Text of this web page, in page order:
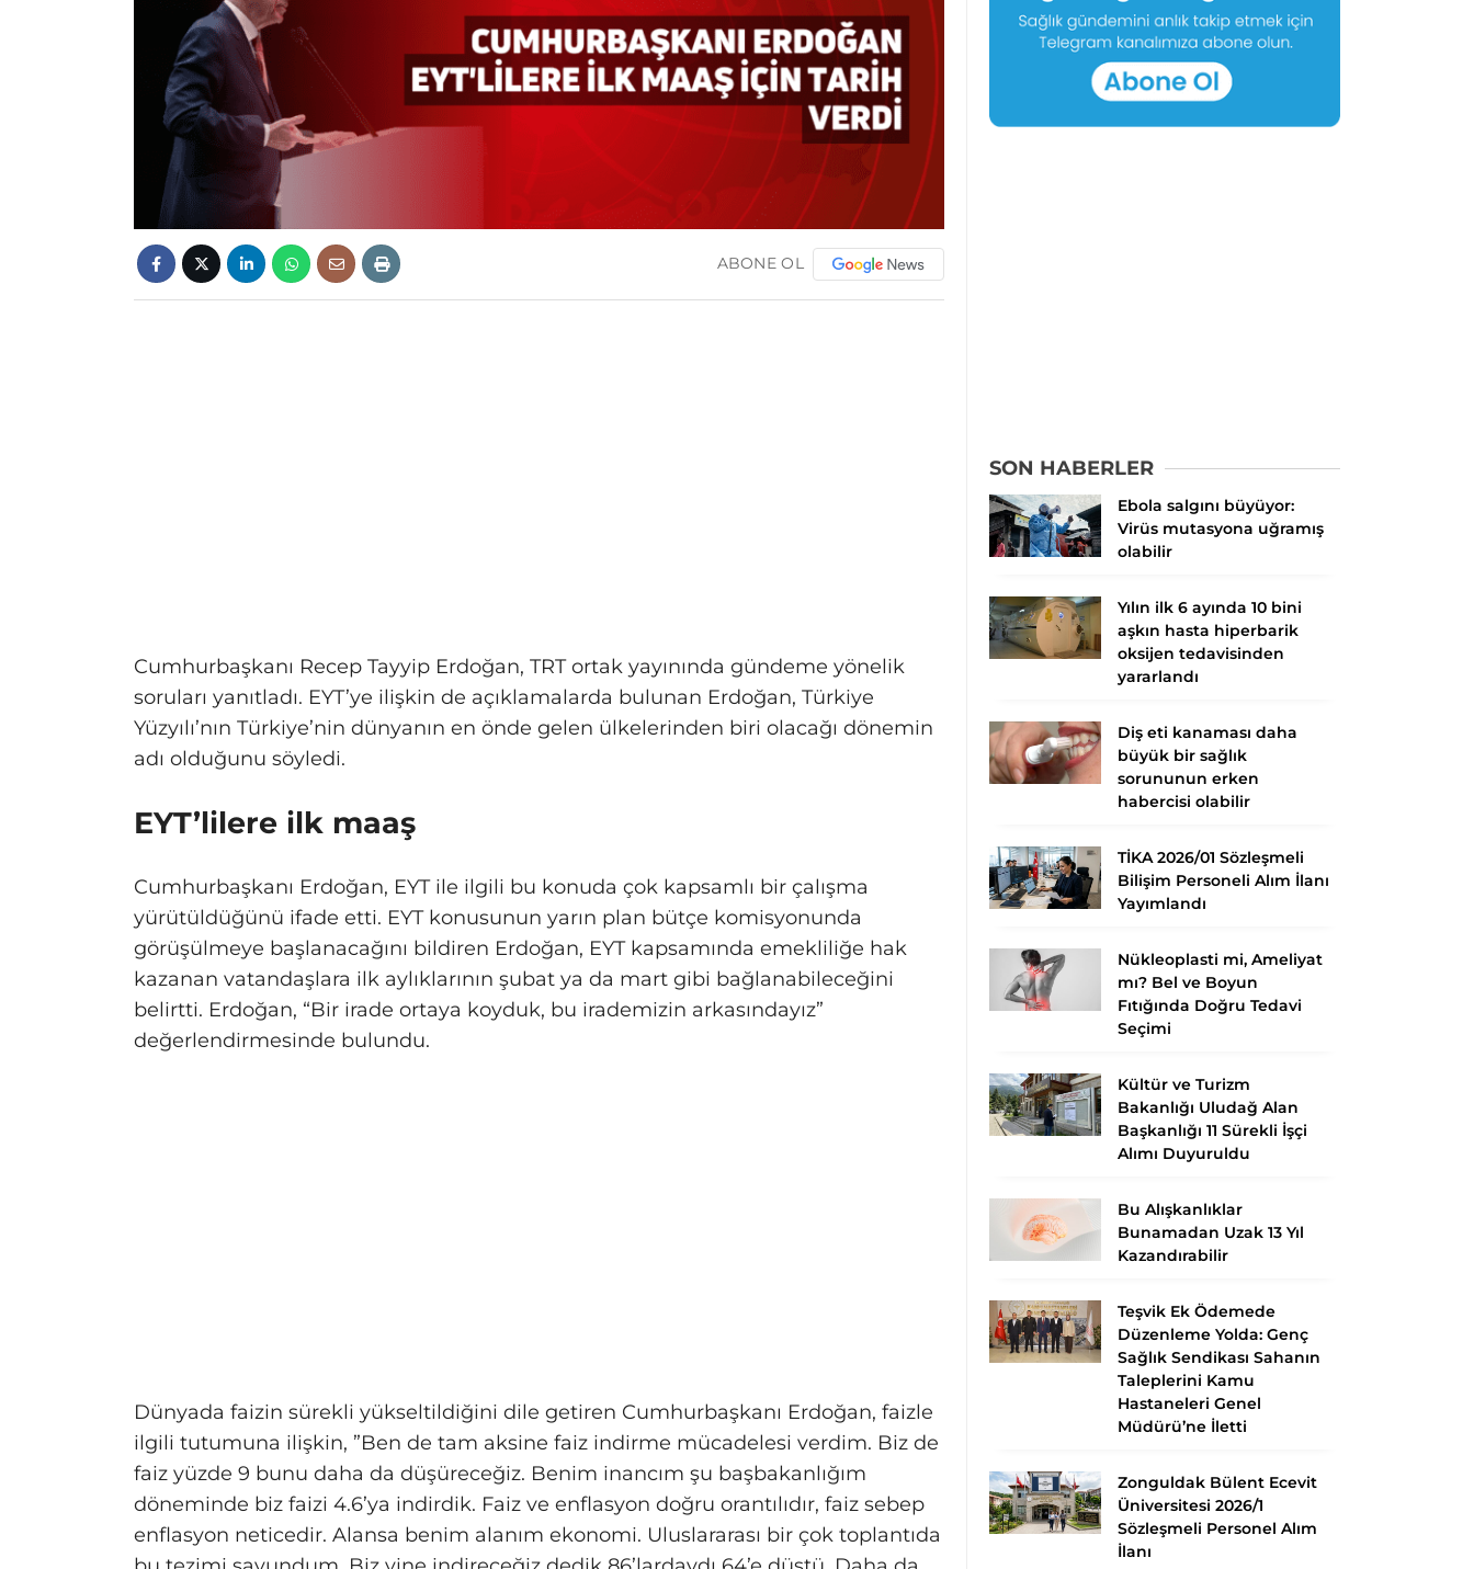
ABONE OL
Cumhurbaşkanı Recep Tayyip Erdoğan, TRT ortak yayınında gündeme yönelik
soruları yanıtladı. EYT’ye ilişkin de açıklamalarda bulunan Erdoğan, Türkiye
Yüzyılı’nın Türkiye’nin dünyanın en önde gelen ülkelerinden biri olacağı dönemin
adı olduğunu söyledi.
EYT’lilere ilk maaş
Cumhurbaşkanı Erdoğan, EYT ile ilgili bu konuda çok kapsamlı bir çalışma
yürütüldüğünü ifade etti. EYT konusunun yarın plan bütçe komisyonunda
görüşülmeye başlanacağını bildiren Erdoğan, EYT kapsamında emekliliğe hak
kazanan vatandaşlara ilk aylıklarının şubat ya da mart gibi bağlanabileceğini
belirtti. Erdoğan, “Bir irade ortaya koyduk, bu irademizin arkasındayız”
değerlendirmesinde bulundu.
Dünyada faizin sürekli yükseltildiğini dile getiren Cumhurbaşkanı Erdoğan, faizle
ilgili tutumuna ilişkin, ”Ben de tam aksine faiz indirme mücadelesi verdim. Biz de
faiz yüzde 9 bunu daha da düşüreceğiz. Benim inancım şu başbakanlığım
döneminde biz faizi 4.6’ya indirdik. Faiz ve enflasyon doğru orantılıdır, faiz sebep
enflasyon neticedir. Alansa benim alanım ekonomi. Uluslararası bir çok toplantıda
SON HABERLER
Ebola salgını büyüyor:
Virüs mutasyona uğramış
olabilir
Yılın ilk 6 ayında 10 bini
aşkın hasta hiperbarik
oksijen tedavisinden
yararlandı
Diş eti kanaması daha
büyük bir sağlık
sorununun erken
habercisi olabilir
TİKA 2026/01 Sözleşmeli
Bilişim Personeli Alım İlanı
Yayımlandı
Nükleoplasti mi, Ameliyat
mı? Bel ve Boyun
Fıtığında Doğru Tedavi
Seçimi
Kültür ve Turizm
Bakanlığı Uludağ Alan
Başkanlığı 11 Sürekli İşçi
Alımı Duyuruldu
Bu Alışkanlıklar
Bunamadan Uzak 13 Yıl
Kazandırabilir
Teşvik Ek Ödemede
Düzenleme Yolda: Genç
Sağlık Sendikası Sahanın
Taleplerini Kamu
Hastaneleri Genel
Müdürü’ne İletti
Zonguldak Bülent Ecevit
Üniversitesi 2026/1
Sözleşmeli Personel Alım
İlanı